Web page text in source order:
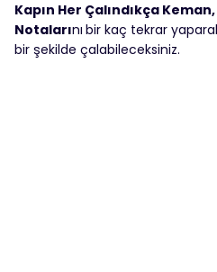
Kapın Her Çalındıkça
Notalarını bir kaç tekrar
bir şekilde çalabileceksiniz.